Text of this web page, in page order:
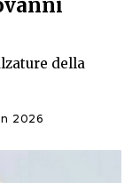
della
2026